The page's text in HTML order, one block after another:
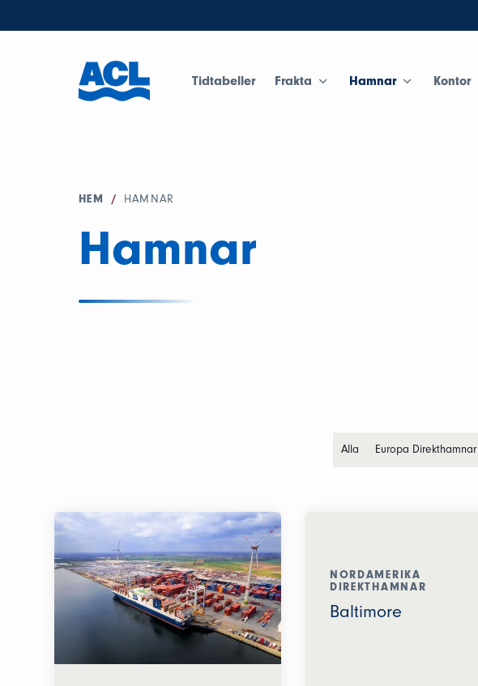
Tidtabeller Frakta Hamnar Kontor
HEM / HAMNAR
Hamnar
Alla Europa Direkthamnar
NORDAMERIKA
DIREKTHAMNAR
Baltimore